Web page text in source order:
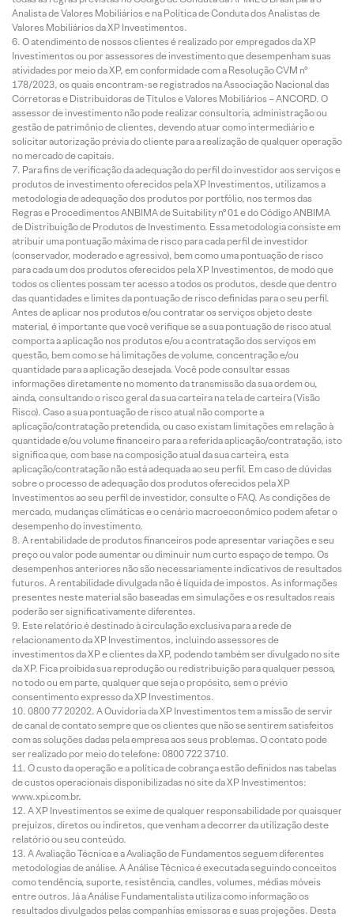
Analista de Valores Mobiliários e na Política de Conduta dos Analistas de
Valores Mobiliários da XP Investimentos.
O atendimento de nossos clientes é realizado por empregados da XP
Investimentos ou por assessores de investimento que desempenham suas
atividades por meio da XP, em conformidade com a Resolução CVM nº
178/2023, os quais encontram-se registrados na Associação Nacional das
Corretoras e Distribuidoras de Títulos e Valores Mobiliários – ANCORD. O
assessor de investimento não pode realizar consultoria, administração ou
gestão de patrimônio de clientes, devendo atuar como intermediário e
solicitar autorização prévia do cliente para a realização de qualquer operação
no mercado de capitais.
Para fins de verificação da adequação do perfil do investidor aos serviços e
produtos de investimento oferecidos pela XP Investimentos, utilizamos a
metodologia de adequação dos produtos por portfólio, nos termos das
Regras e Procedimentos ANBIMA de Suitability nº 01 e do Código ANBIMA
de Distribuição de Produtos de Investimento. Essa metodologia consiste em
atribuir uma pontuação máxima de risco para cada perfil de investidor
(conservador, moderado e agressivo), bem como uma pontuação de risco
para cada um dos produtos oferecidos pela XP Investimentos, de modo que
todos os clientes possam ter acesso a todos os produtos, desde que dentro
das quantidades e limites da pontuação de risco definidas para o seu perfil.
Antes de aplicar nos produtos e/ou contratar os serviços objeto deste
material, é importante que você verifique se a sua pontuação de risco atual
comporta a aplicação nos produtos e/ou a contratação dos serviços em
questão, bem como se há limitações de volume, concentração e/ou
quantidade para a aplicação desejada. Você pode consultar essas
informações diretamente no momento da transmissão da sua ordem ou,
ainda, consultando o risco geral da sua carteira na tela de carteira (Visão
Risco). Caso a sua pontuação de risco atual não comporte a
aplicação/contratação pretendida, ou caso existam limitações em relação à
quantidade e/ou volume financeiro para a referida aplicação/contratação, isto
significa que, com base na composição atual da sua carteira, esta
aplicação/contratação não está adequada ao seu perfil. Em caso de dúvidas
sobre o processo de adequação dos produtos oferecidos pela XP
Investimentos ao seu perfil de investidor, consulte o FAQ. As condições de
mercado, mudanças climáticas e o cenário macroeconômico podem afetar o
desempenho do investimento.
A rentabilidade de produtos financeiros pode apresentar variações e seu
preço ou valor pode aumentar ou diminuir num curto espaço de tempo. Os
desempenhos anteriores não são necessariamente indicativos de resultados
futuros. A rentabilidade divulgada não é líquida de impostos. As informações
presentes neste material são baseadas em simulações e os resultados reais
poderão ser significativamente diferentes.
Este relatório é destinado à circulação exclusiva para a rede de
relacionamento da XP Investimentos, incluindo assessores de
investimentos da XP e clientes da XP, podendo também ser divulgado no site
da XP. Fica proibida sua reprodução ou redistribuição para qualquer pessoa,
no todo ou em parte, qualquer que seja o propósito, sem o prévio
consentimento expresso da XP Investimentos.
0800 77 20202. A Ouvidoria da XP Investimentos tem a missão de servir
de canal de contato sempre que os clientes que não se sentirem satisfeitos
com as soluções dadas pela empresa aos seus problemas. O contato pode
ser realizado por meio do telefone: 0800 722 3710.
O custo da operação e a política de cobrança estão definidos nas tabelas
de custos operacionais disponibilizadas no site da XP Investimentos:
www.xpi.com.br.
A XP Investimentos se exime de qualquer responsabilidade por quaisquer
prejuízos, diretos ou indiretos, que venham a decorrer da utilização deste
relatório ou seu conteúdo.
A Avaliação Técnica e a Avaliação de Fundamentos seguem diferentes
metodologias de análise. A Análise Técnica é executada seguindo conceitos
como tendência, suporte, resistência, candles, volumes, médias móveis
entre outros. Já a Análise Fundamentalista utiliza como informação os
resultados divulgados pelas companhias emissoras e suas projeções. Desta